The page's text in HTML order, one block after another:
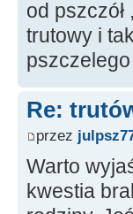
od
trutowy i
pszczelego
Re:
przez
Warto
kwestia